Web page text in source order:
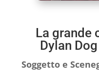
La grande
Dylan
Soggetto e